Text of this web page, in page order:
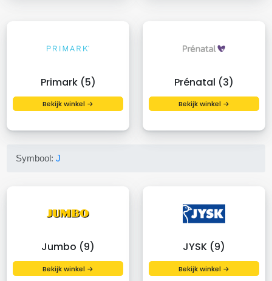
Primark (5)
Bekijk winkel →
Prénatal (3)
Bekijk winkel →
Symbool:J
Jumbo (9)
Bekijk winkel →
JYSK (9)
Bekijk winkel →